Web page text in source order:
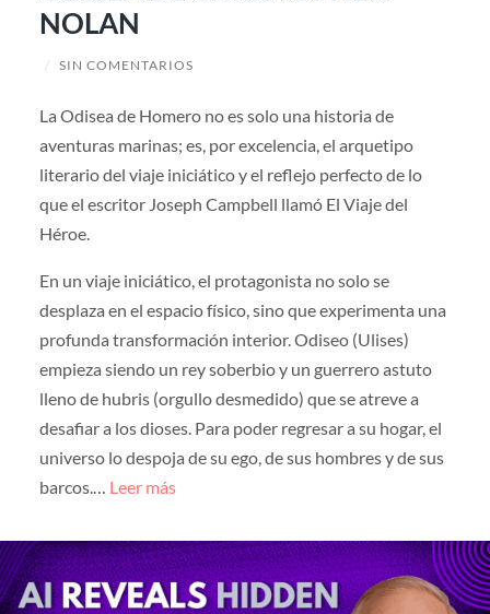
NOLAN
/ SIN COMENTARIOS
La Odisea de Homero no es solo una historia de
aventuras marinas; es, por excelencia, el arquetipo
literario del viaje iniciático y el reflejo perfecto de lo
que el escritor Joseph Campbell llamó El Viaje del
Héroe.
En un viaje iniciático, el protagonista no solo se
desplaza en el espacio físico, sino que experimenta una
profunda transformación interior. Odiseo (Ulises)
empieza siendo un rey soberbio y un guerrero astuto
lleno de hubris (orgullo desmedido) que se atreve a
desafiar a los dioses. Para poder regresar a su hogar, el
universo lo despoja de su ego, de sus hombres y de sus
barcos.… Leer más